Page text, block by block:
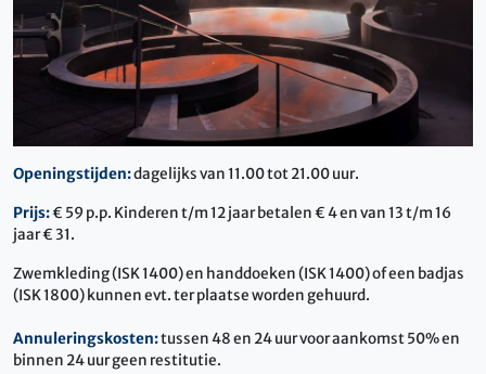
Openingstijden:dagelijks van 11.00 tot 21.00 uur.
Prijs:€ 59 p.p. Kinderen t/m 12 jaar betalen € 4 en van 13 t/m 16
jaar € 31.
Zwemkleding (ISK 1400) en handdoeken (ISK 1400) of een badjas
(ISK 1800) kunnen evt. ter plaatse worden gehuurd.
Annuleringskosten:tussen 48 en 24 uur voor aankomst 50% en
binnen 24 uur geen restitutie.